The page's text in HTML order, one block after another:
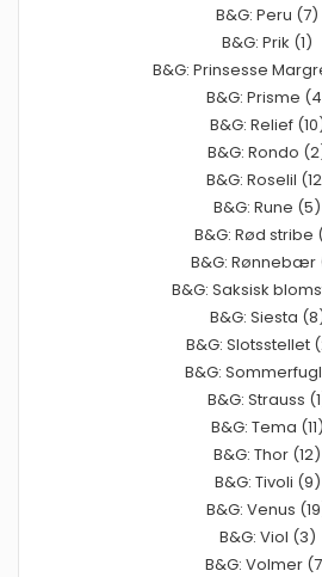
B&G: Peru (7)
B&G: Prik (1)
B&G: Prinsesse
B&G: Prisme
B&G: Relief
B&G: Rondo
B&G: Roselil
B&G: Rune (5)
B&G: Rød stribe
B&G: Rønnebær
B&G: Saksisk
B&G: Siesta
B&G: Slotsstellet
B&G:
B&G: Strauss
B&G: Tema (11)
B&G: Thor (12)
B&G: Tivoli (9)
B&G: Venus
B&G: Viol (3)
B&G: Volmer